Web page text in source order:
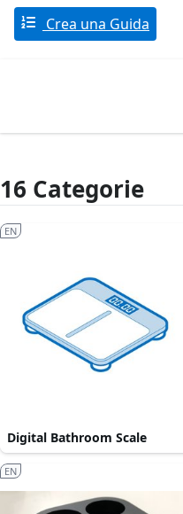
Crea una Guida
16 Categorie
Digital Bathroom Scale
EN
EN